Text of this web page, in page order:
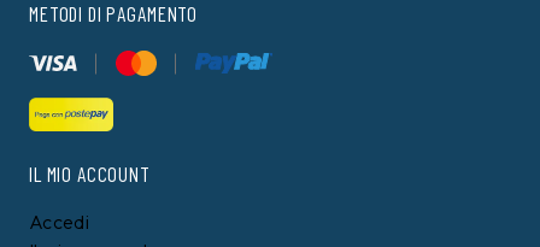
METODI DI PAGAMENTO
IL MIO ACCOUNT
Accedi